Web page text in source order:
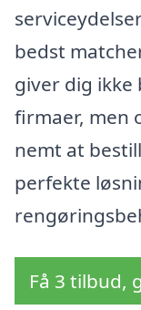
bedst
giver dig
firmaer, men
nemt at
perfekte
Få 3 tilbud,